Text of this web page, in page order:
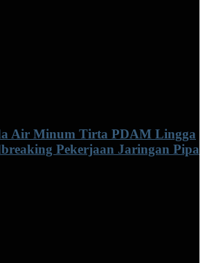
Air Minum Tirta PDAM Lingga
Pekerjaan Jaringan Pipa